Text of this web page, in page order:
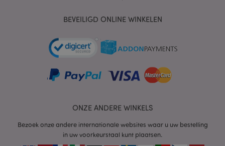
BEVEILIGD ONLINE WINKELEN
ONZE ANDERE WINKELS
Bezoek onze andere internationale websites waar u uw bestelling
in uw voorkeurstaal kunt plaatsen.
mage-cache-sessid
Adobe Inc.
www.puckator.nl
_GRECAPTCHA
Google LLC